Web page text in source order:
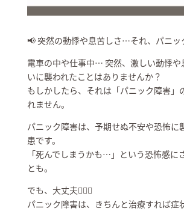
📢 突然の動悸や息苦しさ…それ、パニッ
電車の中や仕事中… 突然、激しい動悸や
いに襲われたことはありませんか？
もしかしたら、それは「パニック障害」
れません。
パニック障害は、予期せぬ不安や恐怖に
患です。
「死んでしまうかも…」という恐怖感に
とも。
でも、大丈夫🙆‍♀️✨
パニック障害は、きちんと治療すれば症